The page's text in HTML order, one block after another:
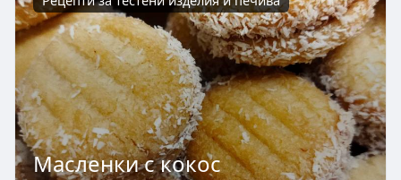
Масленки с кокос